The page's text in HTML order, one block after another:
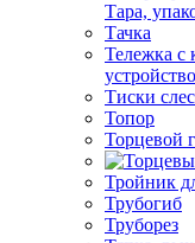
Тара,
Тачка
Тележка с
устройство
Тиски
Топор
Торцевой
Тройник
Трубогиб
Труборез